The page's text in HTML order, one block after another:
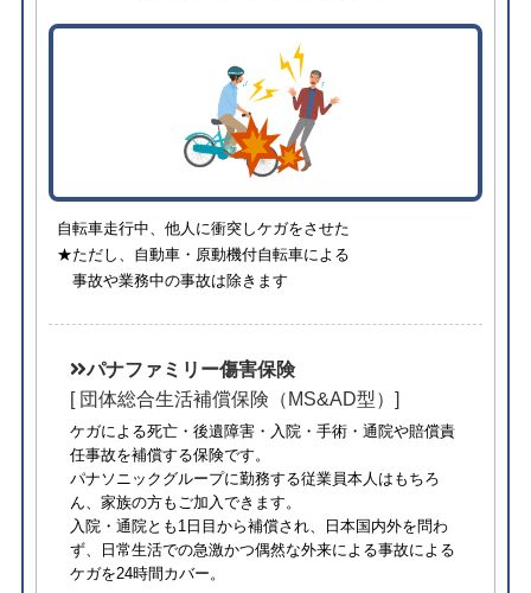
自転車走行中、他人に衝突しケガをさせた
★ただし、自動車・原動機付自転車による
事故や業務中の事故は除きます
パナファミリー傷害保険
[ 団体総合生活補償保険（MS&AD型）]
ケガによる死亡・後遺障害・入院・手術・通院や賠償責
任事故を補償する保険です。
パナソニックグループに勤務する従業員本人はもちろ
ん、家族の方もご加入できます。
入院・通院とも1日目から補償され、日本国内外を問わ
ず、日常生活での急激かつ偶然な外来による事故による
ケガを24時間カバー。